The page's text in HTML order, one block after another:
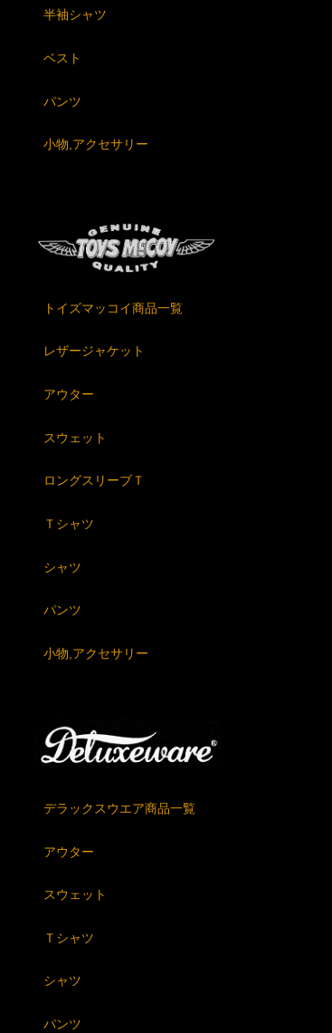
半袖シャツ
ベスト
パンツ
小物,アクセサリー
トイズマッコイ商品一覧
レザージャケット
アウター
スウェット
ロングスリーブＴ
Ｔシャツ
シャツ
パンツ
小物,アクセサリー
デラックスウエア商品一覧
アウター
スウェット
Ｔシャツ
シャツ
パンツ